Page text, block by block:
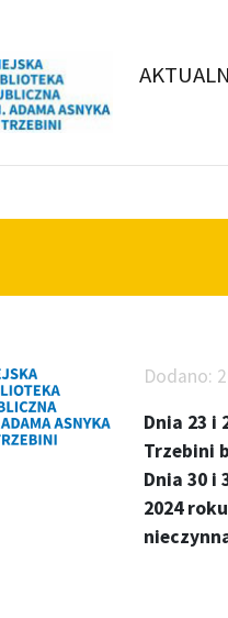
Dodano:
Dnia 23 i
Trzebini
Dnia 30 i
2024